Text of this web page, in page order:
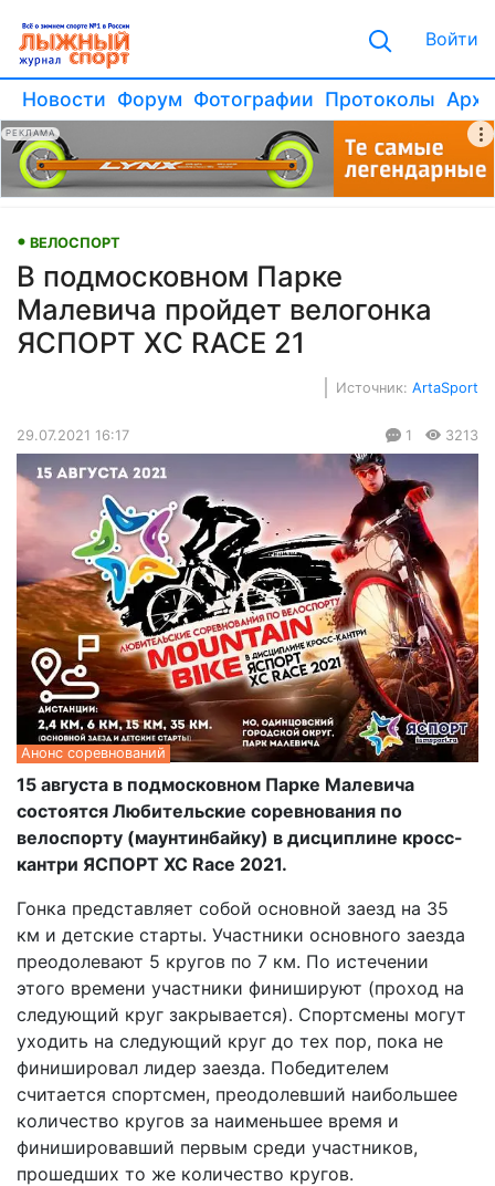
Войти
Новости Форум Фотографии Протоколы
РЕКЛАМА
ВЕЛОСПОРТ
В подмосковном Парке
Малевича пройдет велогонка
ЯСПОРТ ХС RACE 21
Источник: ArtaSport
29.07.2021 16:17 1 3213
Анонс соревнований
15 августа в подмосковном Парке Малевича
состоятся Любительские соревнования по
велоспорту (маунтинбайку) в дисциплине кросс-
кантри ЯСПОРТ ХС Race 2021.
Гонка представляет собой основной заезд на 35
км и детские старты. Участники основного заезда
преодолевают 5 кругов по 7 км. По истечении
этого времени участники финишируют (проход на
следующий круг закрывается). Спортсмены могут
уходить на следующий круг до тех пор, пока не
финишировал лидер заезда. Победителем
считается спортсмен, преодолевший наибольшее
количество кругов за наименьшее время и
финишировавший первым среди участников,
прошедших то же количество кругов.